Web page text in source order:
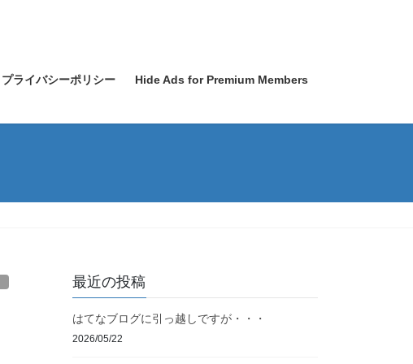
プライバシーポリシー Hide Ads for Premium Members
最近の投稿
はてなブログに引っ越しですが・・・
2026/05/22